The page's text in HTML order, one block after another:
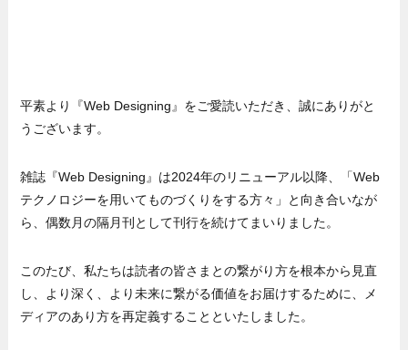
平素より『Web Designing』をご愛読いただき、誠にありがと
うございます。
雑誌『Web Designing』は2024年のリニューアル以降、「Web
テクノロジーを用いてものづくりをする方々」と向き合いなが
ら、偶数月の隔月刊として刊行を続けてまいりました。
このたび、私たちは読者の皆さまとの繋がり方を根本から見直
し、より深く、より未来に繋がる価値をお届けするために、メ
ディアのあり方を再定義することといたしました。